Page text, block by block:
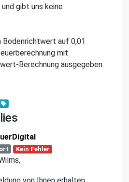
gibt uns keine
Bodenrichtwert auf 0,01
mit
Berechnung ausgegeben.
Kein Fehler